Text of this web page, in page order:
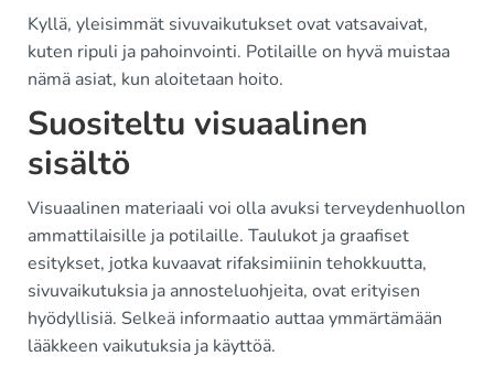
Kyllä, yleisimmät sivuvaikutukset ovat vatsavaivat,
kuten ripuli ja pahoinvointi. Potilaille on hyvä muistaa
nämä asiat, kun aloitetaan hoito.
Suositeltu visuaalinen
sisältö
Visuaalinen materiaali voi olla avuksi terveydenhuollon
ammattilaisille ja potilaille. Taulukot ja graafiset
esitykset, jotka kuvaavat rifaksimiinin tehokkuutta,
sivuvaikutuksia ja annosteluohjeita, ovat erityisen
hyödyllisiä. Selkeä informaatio auttaa ymmärtämään
lääkkeen vaikutuksia ja käyttöä.